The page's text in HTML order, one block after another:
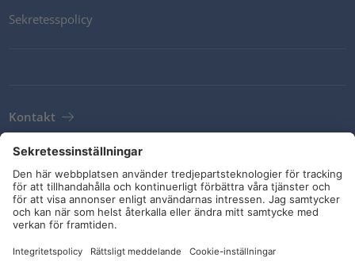
Sekretesspolicy
Kontakt
Leveransvillkor
Riktlinjer och åtaganden